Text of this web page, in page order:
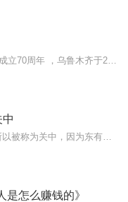
中
是怎么赚钱的》